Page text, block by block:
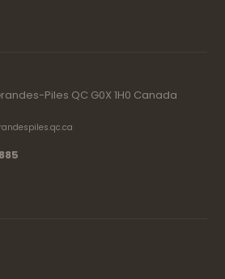
Piles QC G0X 1H0 Canada